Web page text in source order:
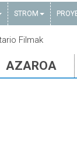
STROM
Filmak
AZAROA